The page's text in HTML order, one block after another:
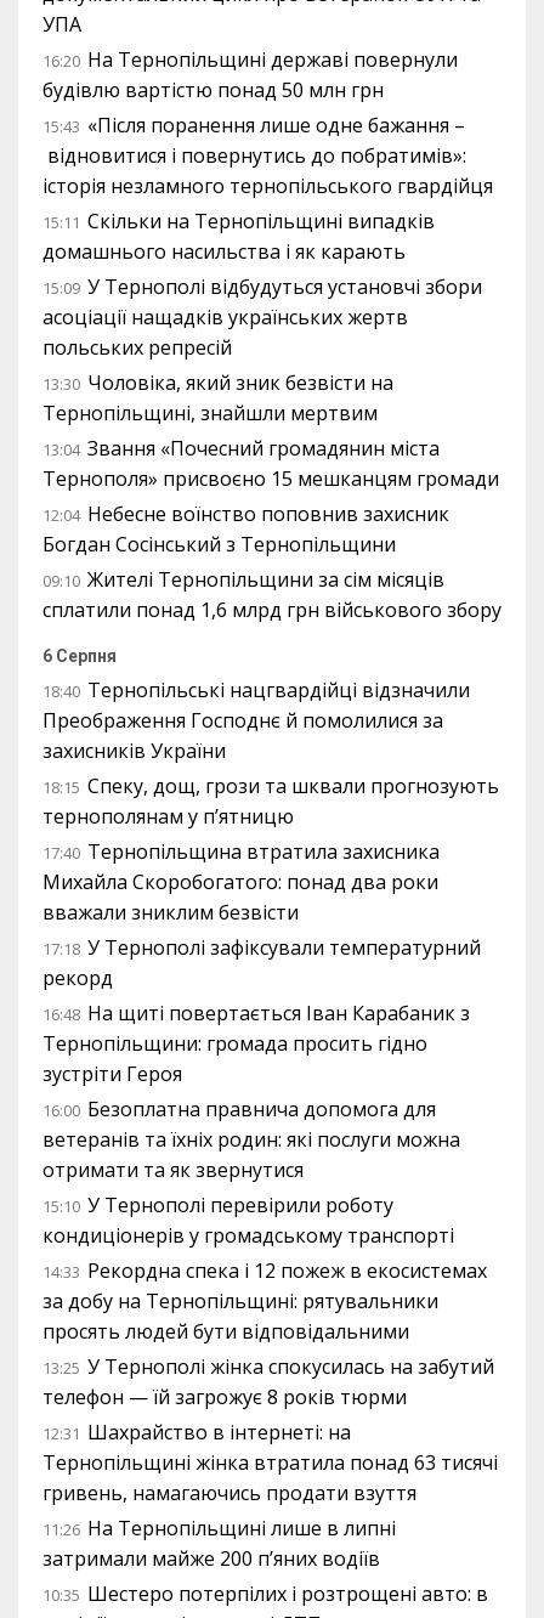
УПА
16:20 На Тернопільщині державі повернули
будівлю вартістю понад 50 млн грн
15:43 «Після поранення лише одне бажання –
відновитися і повернутись до побратимів»:
історія незламного тернопільського гвардійця
15:11 Скільки на Тернопільщині випадків
домашнього насильства і як карають
15:09 У Тернополі відбудуться установчі збори
асоціації нащадків українських жертв
польських репресій
13:30 Чоловіка, який зник безвісти на
Тернопільщині, знайшли мертвим
13:04 Звання «Почесний громадянин міста
Тернополя» присвоєно 15 мешканцям громади
12:04 Небесне воїнство поповнив захисник
Богдан Сосінський з Тернопільщини
09:10 Жителі Тернопільщини за сім місяців
сплатили понад 1,6 млрд грн військового збору
6 Серпня
18:40 Тернопільські нацгвардійці відзначили
Преображення Господнє й помолилися за
захисників України
18:15 Спеку, дощ, грози та шквали прогнозують
тернополянам у п’ятницю
17:40 Тернопільщина втратила захисника
Михайла Скоробогатого: понад два роки
вважали зниклим безвісти
17:18 У Тернополі зафіксували температурний
рекорд
16:48 На щиті повертається Іван Карабаник з
Тернопільщини: громада просить гідно
зустріти Героя
16:00 Безоплатна правнича допомога для
ветеранів та їхніх родин: які послуги можна
отримати та як звернутися
15:10 У Тернополі перевірили роботу
кондиціонерів у громадському транспорті
14:33 Рекордна спека і 12 пожеж в екосистемах
за добу на Тернопільщині: рятувальники
просять людей бути відповідальними
13:25 У Тернополі жінка спокусилась на забутий
телефон — їй загрожує 8 років тюрми
12:31 Шахрайство в інтернеті: на
Тернопільщині жінка втратила понад 63 тисячі
гривень, намагаючись продати взуття
11:26 На Тернопільщині лише в липні
затримали майже 200 п’яних водіїв
10:35 Шестеро потерпілих і розтрощені авто: в